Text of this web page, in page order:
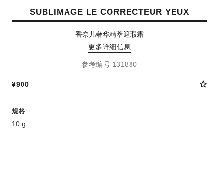
SUBLIMAGE LE CORRECTEUR YEUX
香奈儿奢华精萃遮瑕霜
更多详细信息
参考编号 131880
¥900
规格
10 g